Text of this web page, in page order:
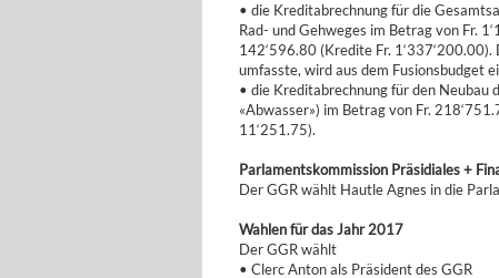
• die Kreditabrechnung für die
Rad- und Gehweges im Betrag von Fr.
142‘596.80 (Kredite Fr. 1‘337‘200.00).
umfasste, wird aus dem Fusionsbudget
• die Kreditabrechnung für den Neubau
«Abwasser») im Betrag von Fr.
11‘251.75).
Parlamentskommission Präsidiales +
Der GGR wählt Hautle Agnes in die
Wahlen für das Jahr 2017
Der GGR wählt
• Clerc Anton als Präsident des GGR